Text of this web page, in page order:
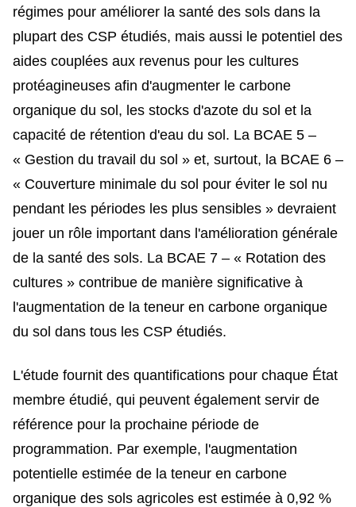
régimes pour améliorer la santé des sols dans la
plupart des CSP étudiés, mais aussi le potentiel des
aides couplées aux revenus pour les cultures
protéagineuses afin d'augmenter le carbone
organique du sol, les stocks d'azote du sol et la
capacité de rétention d'eau du sol. La BCAE 5 –
« Gestion du travail du sol » et, surtout, la BCAE 6 –
« Couverture minimale du sol pour éviter le sol nu
pendant les périodes les plus sensibles » devraient
jouer un rôle important dans l'amélioration générale
de la santé des sols. La BCAE 7 – « Rotation des
cultures » contribue de manière significative à
l'augmentation de la teneur en carbone organique
du sol dans tous les CSP étudiés.
L'étude fournit des quantifications pour chaque État
membre étudié, qui peuvent également servir de
référence pour la prochaine période de
programmation. Par exemple, l'augmentation
potentielle estimée de la teneur en carbone
organique des sols agricoles est estimée à 0,92 %